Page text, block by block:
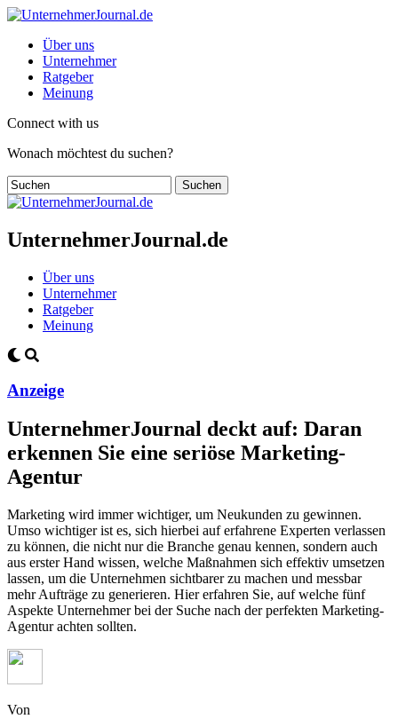
Über uns
Unternehmer
Ratgeber
Meinung
Connect with us
Wonach möchtest du suchen?
UnternehmerJournal.de
Über uns
Unternehmer
Ratgeber
Meinung
Anzeige
UnternehmerJournal deckt auf: Daran
erkennen Sie eine seriöse Marketing-
Agentur
Marketing wird immer wichtiger, um Neukunden zu gewinnen.
Umso wichtiger ist es, sich hierbei auf erfahrene Experten verlassen
zu können, die nicht nur die Branche genau kennen, sondern auch
aus erster Hand wissen, welche Maßnahmen sich effektiv umsetzen
lassen, um die Unternehmen sichtbarer zu machen und messbar
mehr Aufträge zu generieren. Hier erfahren Sie, auf welche fünf
Aspekte Unternehmer bei der Suche nach der perfekten Marketing-
Agentur achten sollten.
Von